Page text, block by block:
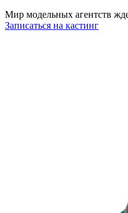
Мир модельных агентств
Записаться на кастинг